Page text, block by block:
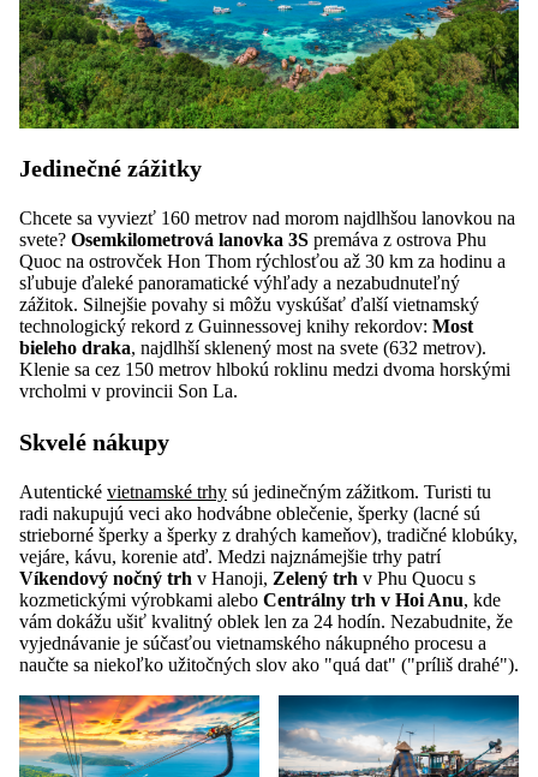
Jedinečné zážitky
Chcete sa vyviezť 160 metrov nad morom najdlhšou lanovkou na
svete? Osemkilometrová lanovka 3S premáva z ostrova Phu
Quoc na ostrovček Hon Thom rýchlosťou až 30 km za hodinu a
sľubuje ďaleké panoramatické výhľady a nezabudnuteľný
zážitok. Silnejšie povahy si môžu vyskúšať ďalší vietnamský
technologický rekord z Guinnessovej knihy rekordov: Most
bieleho draka, najdlhší sklenený most na svete (632 metrov).
Klenie sa cez 150 metrov hlbokú roklinu medzi dvoma horskými
vrcholmi v provincii Son La.
Skvelé nákupy
Autentické vietnamské trhy sú jedinečným zážitkom. Turisti tu
radi nakupujú veci ako hodvábne oblečenie, šperky (lacné sú
strieborné šperky a šperky z drahých kameňov), tradičné klobúky,
vejáre, kávu, korenie atď. Medzi najznámejšie trhy patrí
Víkendový nočný trh v Hanoji, Zelený trh v Phu Quocu s
kozmetickými výrobkami alebo Centrálny trh v Hoi Anu, kde
vám dokážu ušiť kvalitný oblek len za 24 hodín. Nezabudnite, že
vyjednávanie je súčasťou vietnamského nákupného procesu a
naučte sa niekoľko užitočných slov ako "quá dat" ("príliš drahé").